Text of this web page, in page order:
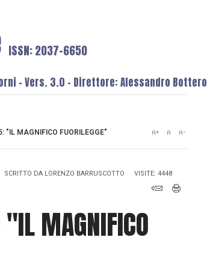
ISSN: 2037-6650
- Vers. 3.0 - Direttore: Alessandro Bottero
"IL MAGNIFICO FUORILEGGE"
SCRITTO DA LORENZO BARRUSCOTTO VISITE: 4448
MAGNIFICO